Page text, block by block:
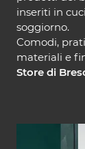
inseriti in
soggiorno.
Comodi,
materiali e
Store di